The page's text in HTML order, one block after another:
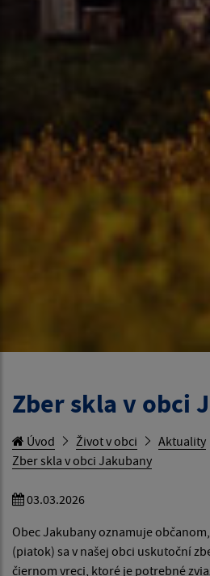
Zber skla v obci
Úvod Život v obci
Aktuality
Zber skla v obci Jakubany
03.03.2026
Obec Jakubany oznamuje
(piatok) sa v našej obci uskutoční
čiernom vreci, ktoré je potrebné